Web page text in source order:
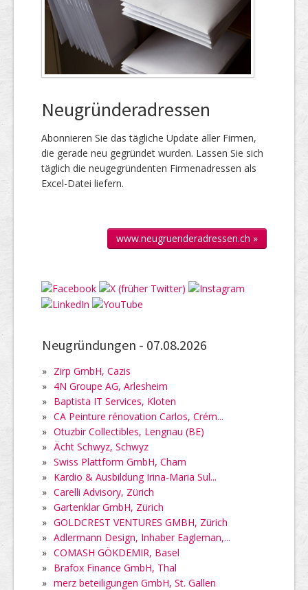
Neugründeradressen
Abonnieren Sie das täg­liche Up­date aller Firmen,
die gerade neu ge­gründet wur­den. Lassen Sie sich
täglich die neu­gegründenten Firmen­adressen als
Excel-Datei liefern.
www.neugruenderadressen.ch »
Neugründungen - 07.08.2026
» Zirp GmbH, Cazis
» 4N Groupe AG, Arlesheim
» Baptista IT Services, Kloten
» CA Peinture rénovation Carlos, Crém...
» Otuzbir Collectibles, Lengnau (BE)
» Ächt Schwyz, Schwyz
» Swiss Plattform GmbH, Cham
» Kardio & Ausbildung Irina-Maria Sul...
» Carelli Advisory, Zürich
» Gartenklar GmbH, Zürich
» GOLDCREST VENTURES GMBH, Zürich
» Adlermann Design, Inhaber Eagleman,...
» COMASH GÖKDEMIR, Basel
» Brafox Finance GmbH, Thal
» merz beteiligungen GmbH, St. Gallen